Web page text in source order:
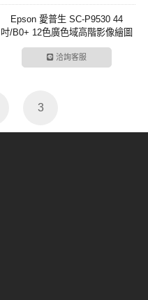
Epson 愛普生 SC-P9530 44
吋/B0+ 12色廣色域高階影像繪圖
機
洽詢客服
3